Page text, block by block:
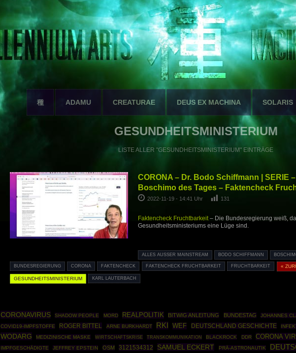
種 ADAMU CREATURAE DEUS EX MACHINA SOLARIS
GESUNDHEITSMINISTERIUM
LISTE ALLER "GESUNDHEITSMINISTERIUM" EINTRÄGE
CORONA – Dr. Bodo Schiffmann | SERIE
Boschimo des Tages – Faktencheck
2022-11-19 - 14:41 Uhr 131
Faktencheck Fruchtbarkeit– Die Bundesregierung weiß,
Gesundheitsministeriums eine Lüge sind.
ALLES AUSSER MAINSTREAM BODO SCHIFFMANN
BUNDESREGIERUNG CORONA FAKTENCHECK FAKTENCHECK FRUCHTBARKEIT FRUCHTBARKEIT «
GESUNDHEITSMINISTERIUM KARL LAUTERBACH
CORONAVIRUS SHADOW PEOPLE MORD REALPOLITIK BITWIG ANLEITUNG BUNDESTAG JOHANNES
COVID19-IMPFSTOFFE
ROGER BITTEL ARNE BURKHARDT RKI WEF DEUTSCHLAND GESCHICHTE
WODARG
MEDIZINISCHE MASKE WIRTSCHAFTSKRISE TRANSKOMMUNIKATION BLACKROCK DDR CORONA
IMPFGESCHÄDIGTE
JEFFREY EPSTEIN OSM 3121534312 SAMUEL ECKERT PRÄ-ASTRONAUTIK